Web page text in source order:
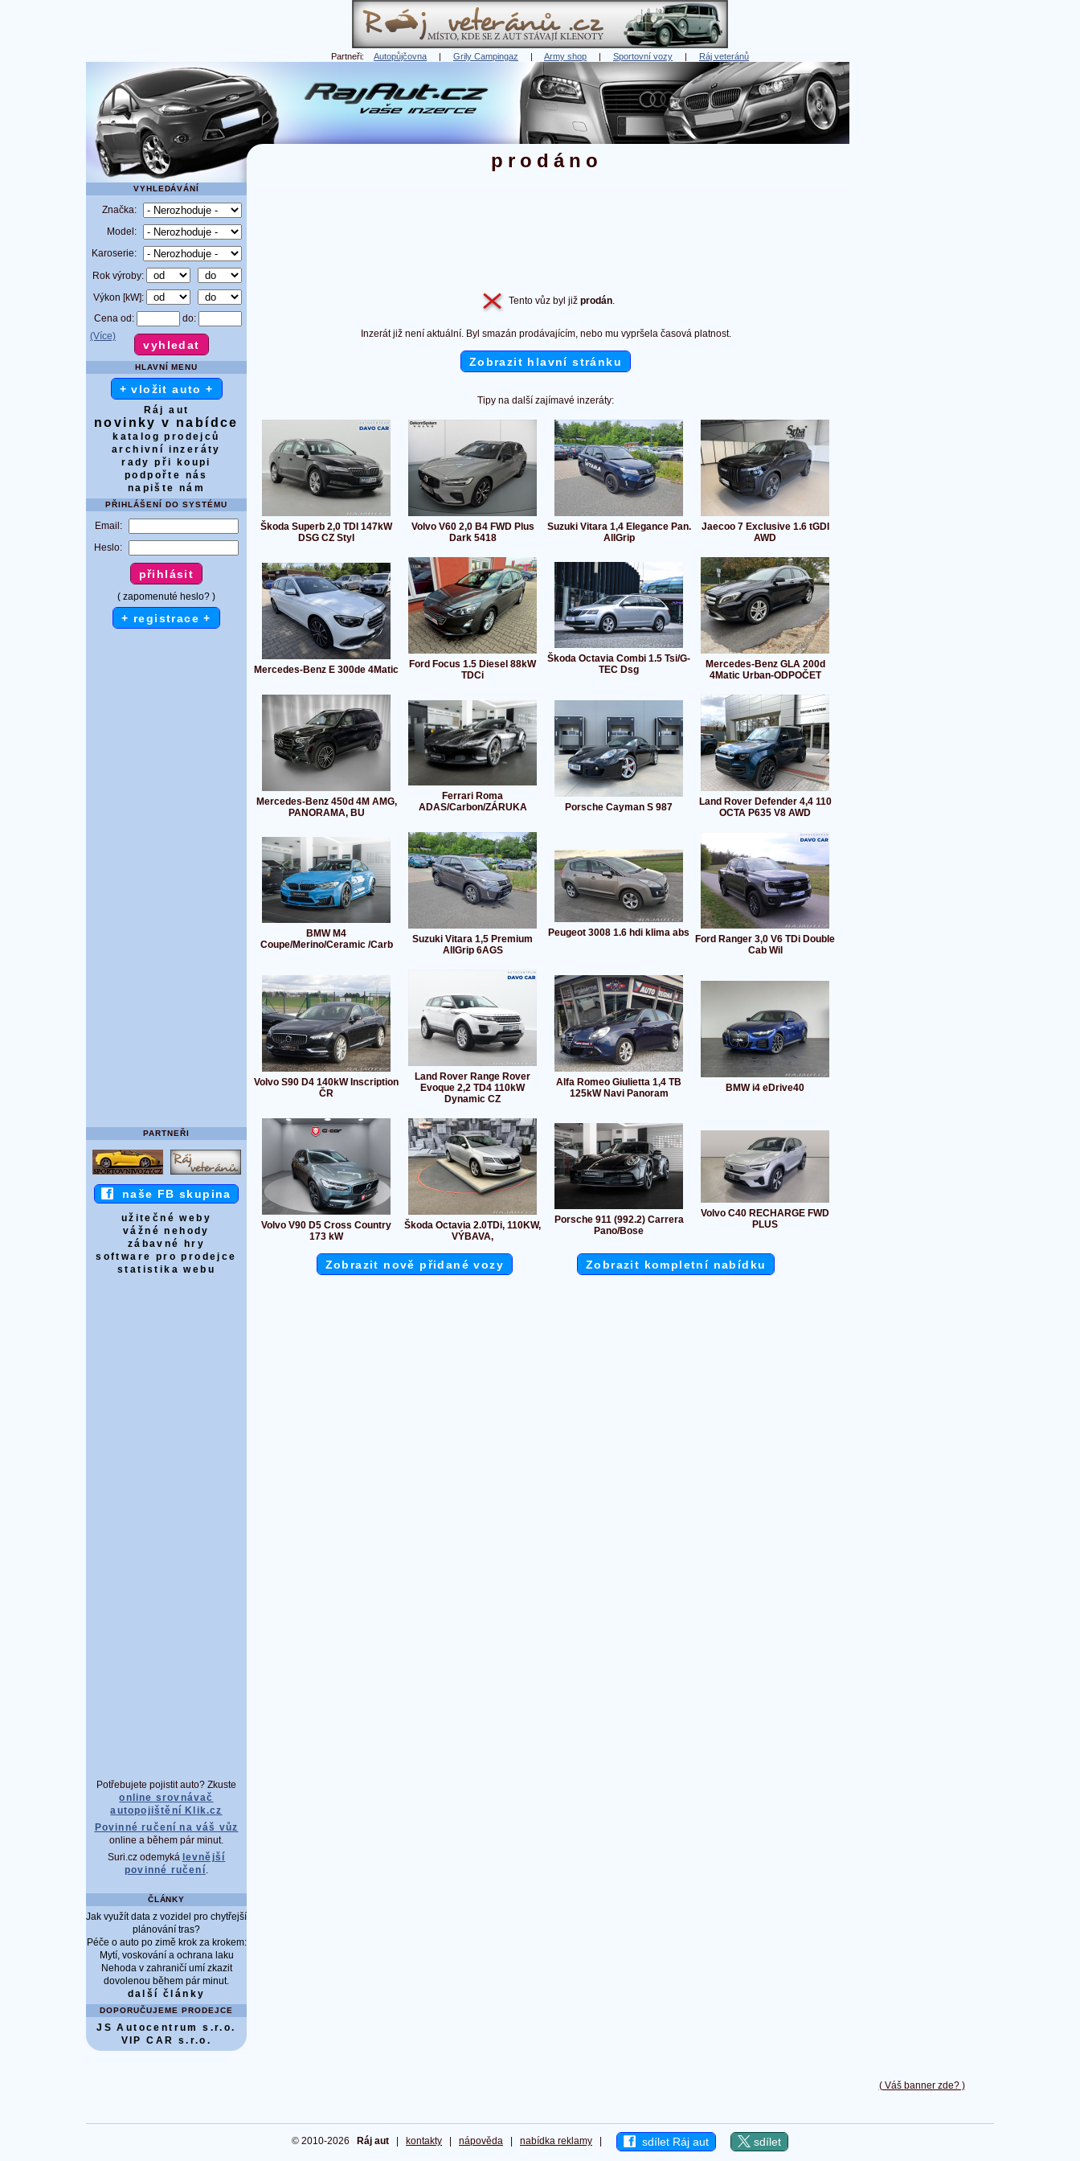
Partneři: Autopůjčovna | Grily Campingaz | Army shop | Sportovní vozy | Ráj veteránů
( Váš banner zde? )
prodáno
VYHLEDÁVÁNÍ
Značka:
Model:
Karoserie:
Rok výroby:
Výkon [kW]:
Cena od:
do:
(Více)
HLAVNÍ MENU
+ vložit auto +
Ráj aut
novinky v nabídce
katalog prodejců
archivní inzeráty
rady při koupi
podpořte nás
napište nám
PŘIHLÁŠENÍ DO SYSTÉMU
Email:
Heslo:
( zapomenuté heslo? )
+ registrace +
PARTNEŘI
naše FB skupina
užitečné weby
vážné nehody
zábavné hry
software pro prodejce
statistika webu
Potřebujete pojistit auto? Zkuste
online srovnávač
autopojištění Klik.cz
Povinné ručení na váš vůz
online a během pár minut.
Suri.cz odemyká levnější
povinné ručení.
ČLÁNKY
Jak využít data z vozidel pro chytřejší
plánování tras?
Péče o auto po zimě krok za krokem:
Mytí, voskování a ochrana laku
Nehoda v zahraničí umí zkazit
dovolenou během pár minut.
další články
DOPORUČUJEME PRODEJCE
JS Autocentrum s.r.o.
VIP CAR s.r.o.
Tento vůz byl již prodán.
Inzerát již není aktuální. Byl smazán prodávajícím, nebo mu vypršela časová platnost.
Zobrazit hlavní stránku
Tipy na další zajímavé inzeráty:
Škoda Superb 2,0 TDI 147kW
DSG CZ Styl
Volvo V60 2,0 B4 FWD Plus
Dark 5418
Suzuki Vitara 1,4 Elegance Pan.
AllGrip
Jaecoo 7 Exclusive 1.6 tGDI
AWD
Mercedes-Benz E 300de 4Matic
Ford Focus 1.5 Diesel 88kW
TDCi
Škoda Octavia Combi 1.5 Tsi/G-
TEC Dsg
Mercedes-Benz GLA 200d
4Matic Urban-ODPOČET
Mercedes-Benz 450d 4M AMG,
PANORAMA, BU
Ferrari Roma
ADAS/Carbon/ZÁRUKA
Porsche Cayman S 987
Land Rover Defender 4,4 110
OCTA P635 V8 AWD
BMW M4
Coupe/Merino/Ceramic /Carb
Suzuki Vitara 1,5 Premium
AllGrip 6AGS
Peugeot 3008 1.6 hdi klima abs
Ford Ranger 3,0 V6 TDi Double
Cab Wil
Volvo S90 D4 140kW Inscription
ČR
Land Rover Range Rover
Evoque 2,2 TD4 110kW
Dynamic CZ
Alfa Romeo Giulietta 1,4 TB
125kW Navi Panoram
BMW i4 eDrive40
Volvo V90 D5 Cross Country
173 kW
Škoda Octavia 2.0TDi, 110KW,
VÝBAVA,
Porsche 911 (992.2) Carrera
Pano/Bose
Volvo C40 RECHARGE FWD
PLUS
Zobrazit nově přidané vozy Zobrazit kompletní nabídku
© 2010-2026 Ráj aut kontakty nápověda nabídka reklamy sdílet Ráj aut sdílet